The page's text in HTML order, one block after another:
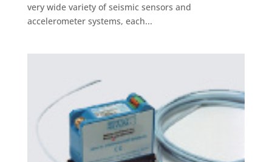
very wide variety of seismic sensors and
accelerometer systems, each...